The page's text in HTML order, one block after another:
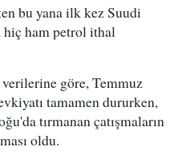
bu yana ilk kez Suudi
hiç ham petrol ithal
göre, Temmuz
tamamen dururken,
tırmanan çatışmaların
oldu.